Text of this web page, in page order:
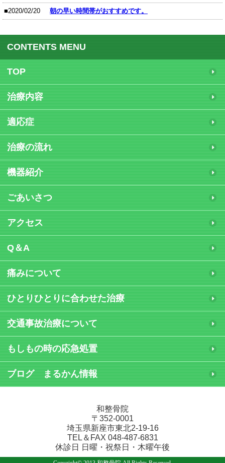
■2020/02/20 朝の早い時間帯がおすすめです。
CONTENTS MENU
TOP
治療内容
適応症
治療の流れ
機器紹介
ごあいさつ
アクセス
Q＆A
痛みについて
ひとりひとりに合わせた治療
交通事故治療について
もしもの時の応急処置
ブログ まるかん情報
和整骨院
〒352‐0001
埼玉県新座市東北2-19-16
TEL＆FAX 048-487-6831
休診日 日曜・祝祭日・木曜午後